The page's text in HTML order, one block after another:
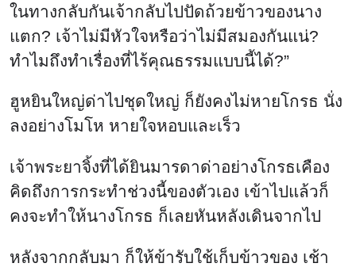
ในทางกลับกันเจ้ากลับไปปัดถ้วยข้าวของนาง
แตก? เจ้าไม่มีหัวใจหรือว่าไม่มีสมองกันแน่?
ทำไมถึงทำเรื่องที่ไร้คุณธรรมแบบนี้ได้?”
ฮูหยินใหญ่ด่าไปชุดใหญ่ ก็ยังคงไม่หายโกรธ นั่ง
ลงอย่างโมโห หายใจหอบและเร็ว
เจ้าพระยาจิ้งที่ได้ยินมารดาด่าอย่างโกรธเคือง
คิดถึงการกระทำช่วงนี้ของตัวเอง เข้าไปแล้วก็
คงจะทำให้นางโกรธ ก็เลยหันหลังเดินจากไป
หลังจากกลับมา ก็ให้ข้ารับใช้เก็บข้าวของ เช้า